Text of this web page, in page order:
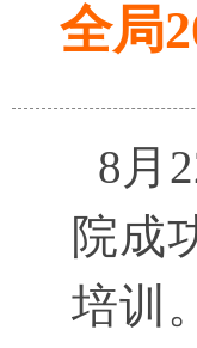
全局
8月
院成
培训